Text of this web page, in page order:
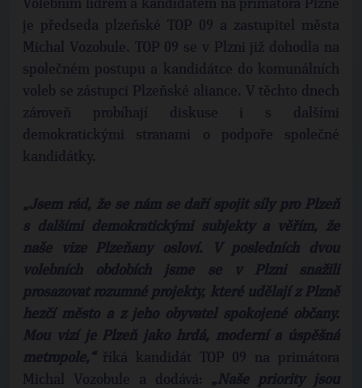
Volebním lídrem a kandidátem na primátora Plzně
je předseda plzeňské TOP 09 a zastupitel města
Michal Vozobule. TOP 09 se v Plzni již dohodla na
společném postupu a kandidátce do komunálních
voleb se zástupci Plzeňské aliance. V těchto dnech
zároveň probíhají diskuse i s dalšími
demokratickými stranami o podpoře společné
kandidátky.
„Jsem rád, že se nám se daří spojit síly pro Plzeň
s dalšími demokratickými subjekty a věřím, že
naše vize Plzeňany osloví. V posledních dvou
volebních obdobích jsme se v Plzni snažili
prosazovat rozumné projekty, které udělají z Plzně
hezčí město a z jeho obyvatel spokojené občany.
Mou vizí je Plzeň jako hrdá, moderní a úspěšná
metropole,“
říká kandidát TOP 09 na primátora
Michal Vozobule a dodává: „Naše priority jsou